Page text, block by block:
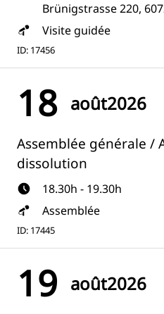
Brünigstrasse 220,
Visite guidée
ID: 17456
18 août2026
Assemblée générale /
dissolution
18.30h - 19.30h
Assemblée
ID: 17445
19 août2026